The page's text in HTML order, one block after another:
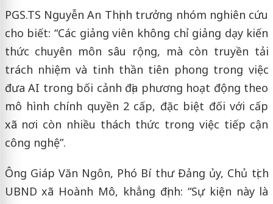
PGS.TS Nguyễn An Thịnh trưởng nhóm nghiên cứu
cho biết: “Các giảng viên không chỉ giảng dạy kiến
thức chuyên môn sâu rộng, mà còn truyền tải
trách nhiệm và tinh thần tiên phong trong việc
đưa AI trong bối cảnh địa phương hoạt động theo
mô hình chính quyền 2 cấp, đặc biệt đối với cấp
xã nơi còn nhiều thách thức trong việc tiếp cận
công nghệ”.
Ông Giáp Văn Ngôn, Phó Bí thư Đảng ủy, Chủ tịch
UBND xã Hoành Mô, khẳng định: “Sự kiện này là